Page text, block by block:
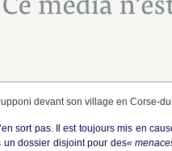
devant son village en Corse-
sort pas. Il est toujours mis en
dossier disjoint pour des«